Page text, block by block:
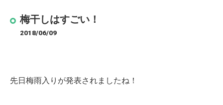
梅干しはすごい！
2018/06/09
先日梅雨入りが発表されましたね！